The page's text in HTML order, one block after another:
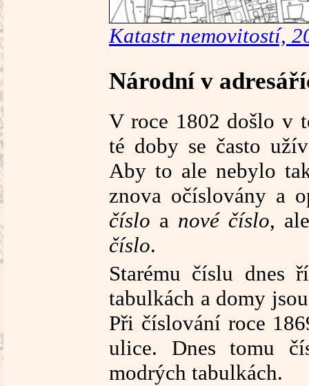
Katastr nemovitostí,
Národní v
V roce 1802 došlo v
té doby se často
Aby to ale nebylo
znova očíslovány a
číslo a nové číslo,
číslo.
Starému číslu dnes
tabulkách a domy
Při číslování roce
ulice. Dnes tomu
modrých tabulkách.